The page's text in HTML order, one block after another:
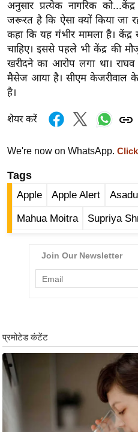
ज
ग
त
बॉ
ली
वु
हॉ
वु
ड
फि
स
k
i
n
g
अनुसार प्रत्येक नागरिक
जरूरत है कि ऐसा क्यों किया जा
कहा कि यह गंभीर मामला है। केंद्र
चाहिए। इससे पहले भी केंद्र की
खरीदने का आरोप लगा था।
मैसेज आया है। सीएम केजरीवाल
है।
शेयर करें
We're now on WhatsApp.
Tags
Apple Apple Alert
Mahua Moitra Supriya